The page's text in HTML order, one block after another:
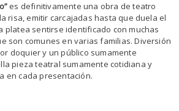
es definitivamente una obra de teatro
risa, emitir carcajadas hasta que duela el
platea sentirse identificado con muchas
son comunes en varias familias.Diversión
doquier y un público sumamente
pieza teatral sumamente cotidiana y
en cada presentación.